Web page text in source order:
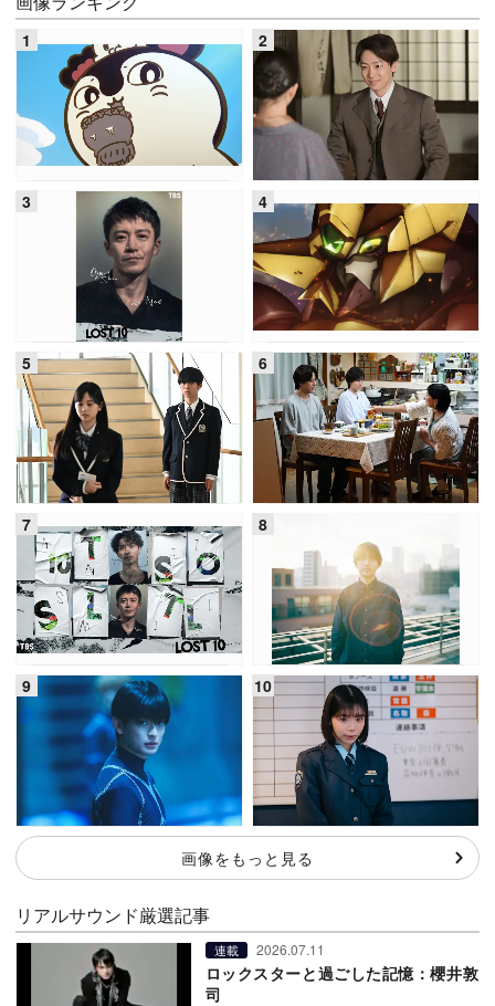
画像をもっと見る
リアルサウンド厳選記事
連載 2026.07.11
ロックスターと過ごした記憶：櫻井敦
司